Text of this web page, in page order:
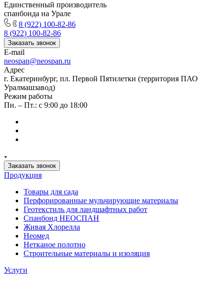
Единственный производитель
спанбонда на Урале
8 (922) 100-82-86
8 (922) 100-82-86
Заказать звонок
E-mail
neospan@neospan.ru
Адрес
г. Екатеринбург, пл. Первой Пятилетки (территория ПАО
Уралмашзавод)
Режим работы
Пн. – Пт.: с 9:00 до 18:00
Заказать звонок
Продукция
Товары для сада
Перфорированные мульчирующие материалы
Геотекстиль для ландшафтных работ
Спанбонд НЕОСПАН
Живая Хлорелла
Нeомед
Нетканое полотно
Строительные материалы и изоляция
Услуги